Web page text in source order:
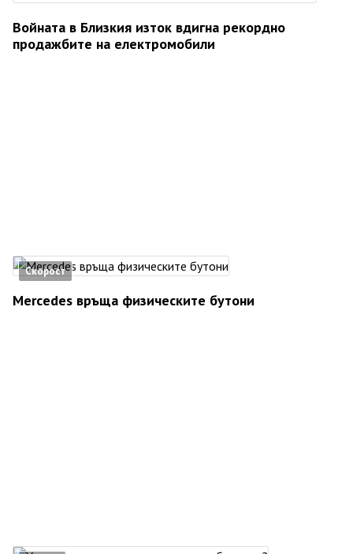
Войната в Близкия изток вдигна рекордно
продажбите на електромобили
Скорост
Mercedes връща физическите бутони